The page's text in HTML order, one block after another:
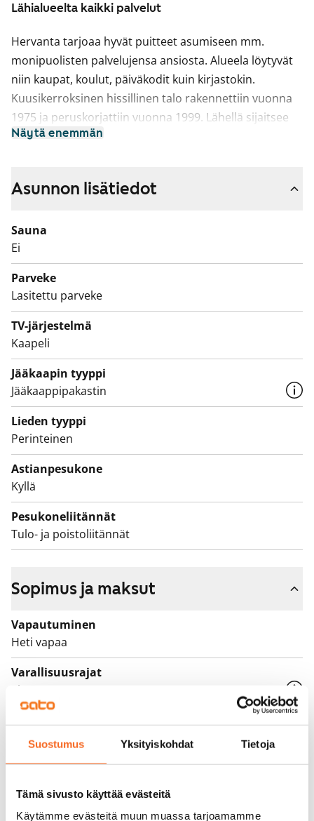
Suostumus Yksityiskohdat Tietoja
Tämä sivusto käyttää evästeitä
Käytämme evästeitä muun muassa tarjoamamme
Lähialueelta kaikki palvelut
Hervanta tarjoaa hyvät puitteet asumiseen mm.
monipuolisten palvelujensa ansiosta. Alueela löytyvät
niin kaupat, koulut, päiväkodit kuin kirjastokin.
Kuusikerroksinen hissillinen talo rakennettiin vuonna
1975 ja peruskorjattiin vuonna 1999. Lähellä sijaitsee
vuonna 1978 valmistunut maanpinnan alapuolelle
Näytä enemmän
Asunnon lisätiedot
Sauna
Ei
Parveke
Lasitettu parveke
TV-järjestelmä
Kaapeli
Jääkaapin tyyppi
Jääkaappipakastin
Lieden tyyppi
Perinteinen
Astianpesukone
Kyllä
Pesukoneliitännät
Tulo- ja poistoliitännät
Sopimus ja maksut
Vapautuminen
Heti vapaa
Varallisuusrajat
Ei
839 €/kk
Vuokravakuus
Vuokrasopimus